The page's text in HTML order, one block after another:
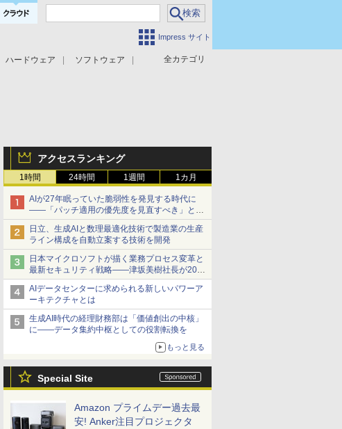
Impress サイト
全カテゴリ
ハードウェア
ソフトウェア
アクセスランキング
1時間 24時間 1週間 1カ月
AIが27年眠っていた脆弱性を発見する時代に
――「パッチ適用の優先度を見直すべき」とセ
キュリティ専門家
日立、生成AIと数理最適化技術で製造業の生産
ライン構成を自動立案する技術を開発
日本マイクロソフトが描く業務プロセス変革と
最新セキュリティ戦略――津坂美樹社長が2027
年度戦略を説明
AIデータセンターに求められる新しいパワーア
ーキテクチャとは
生成AI時代の経理財務部は「価値創出の中核」
に――データ集約中枢としての役割転換を
もっと見る
Special Site
Amazon プライムデー過去最
安! Anker注目プロジェクタ